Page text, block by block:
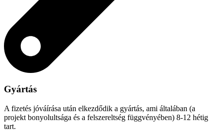
Gyártás
A fizetés jóváírása után elkezdődik a gyártás, ami általában (a
projekt bonyolultsága és a felszereltség függvényében) 8-12 hétig
tart.